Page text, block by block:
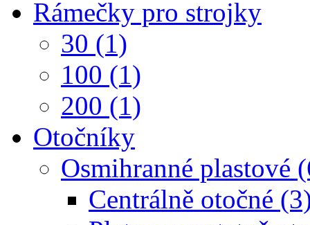
Rámečky pro strojky
30 (1)
100 (1)
200 (1)
Otočníky
Osmihranné plastové
Centrálně otočné